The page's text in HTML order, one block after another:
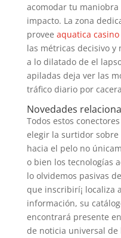
acomodar tu
impacto. La zona
provee aquatica casino
las métricas decisivo
a lo dilatado de el
apiladas deja ver las
tráfico diario por
Novedades
Todos estos
elegir la surtidor
hacia el pelo no
o bien los tecnologías
lo olvidemos pasivas
que inscribirí¡ localiza
información, su
encontrará presente
de noticia universal de